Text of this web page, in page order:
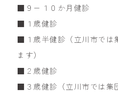
■９−１０か月健診
■１歳健診
■１歳半健診（立川市では
ます）
■２歳健診
■３歳健診（立川市では集